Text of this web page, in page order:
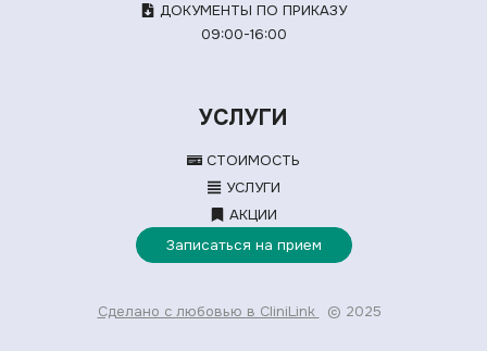
ДОКУМЕНТЫ ПО ПРИКАЗУ
09:00-16:00
УСЛУГИ
СТОИМОСТЬ
УСЛУГИ
АКЦИИ
Записаться на прием
Сделано с любовью в CliniLink © 2025